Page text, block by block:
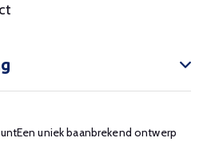
uniek baanbrekend ontwerp